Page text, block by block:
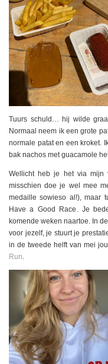
Tuurs schuld… hij wilde
Normaal neem ik een grote
normale patat en een kroket.
bak nachos met guacamole
Wellicht heb je het via mijn
misschien doe je wel mee
medaille sowieso al!), maar
Have a Good Race. Je
komende weken naartoe. In
voor jezelf, je stuurt je
in de tweede helft van mei
Run.